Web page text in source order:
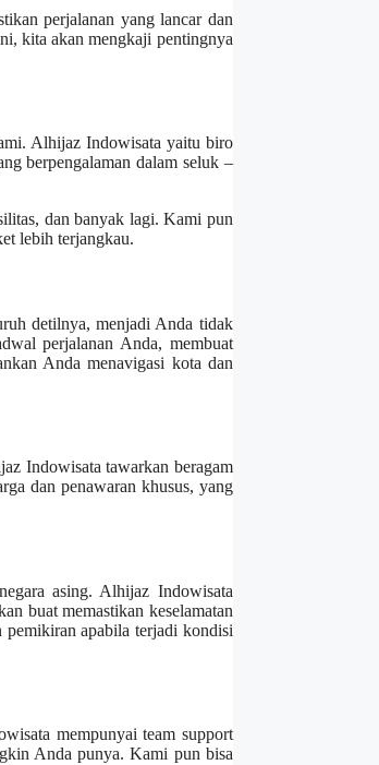
perjalanan yang lancar dan
kita akan mengkaji pentingnya
Alhijaz Indowisata yaitu biro
berpengalaman dalam seluk –
dan banyak lagi. Kami pun
lebih terjangkau.
detilnya, menjadi Anda tidak
perjalanan Anda, membuat
Anda menavigasi kota dan
Indowisata tawarkan beragam
dan penawaran khusus, yang
asing. Alhijaz Indowisata
buat memastikan keselamatan
pemikiran apabila terjadi kondisi
mempunyai team support
Anda punya. Kami pun bisa